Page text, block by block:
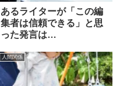
あるライターが「この編
集者は信頼できる」と思
った発言は…
人間関係